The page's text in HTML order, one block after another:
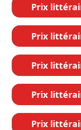
Prix
Prix
Prix
Prix
Prix